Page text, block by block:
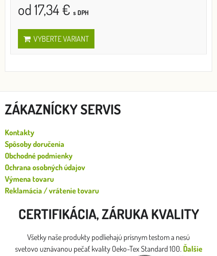
od 17,34 € s DPH
VYBERTE VARIANT
ZÁKAZNÍCKY SERVIS
Kontakty
Spôsoby doručenia
Obchodné podmienky
Ochrana osobných údajov
Výmena tovaru
Reklamácia / vrátenie tovaru
CERTIFIKÁCIA, ZÁRUKA KVALITY
Všetky naše produkty podliehajú prísnym testom a nesú
svetovo uznávanou pečať kvality Oeko-Tex Standard 100. Ďalšie